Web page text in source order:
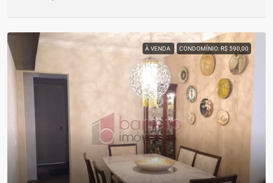
À VENDA CONDOMÍNIO: R$ 590,00